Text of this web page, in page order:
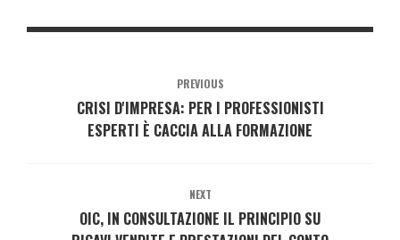
PREVIOUS
CRISI D'IMPRESA: PER I PROFESSIONISTI
ESPERTI È CACCIA ALLA FORMAZIONE
NEXT
OIC, IN CONSULTAZIONE IL PRINCIPIO SU